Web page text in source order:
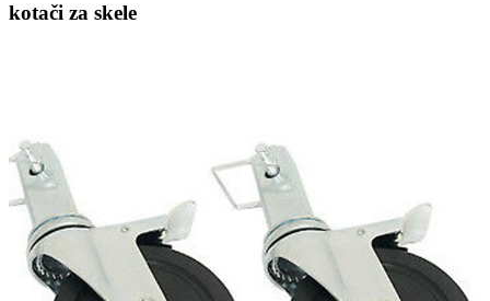
kotači za skele